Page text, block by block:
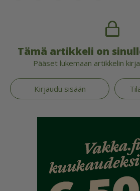
Tämä artikkeli on
Pääset lukemaan artikkelin
Kirjaudu sisään